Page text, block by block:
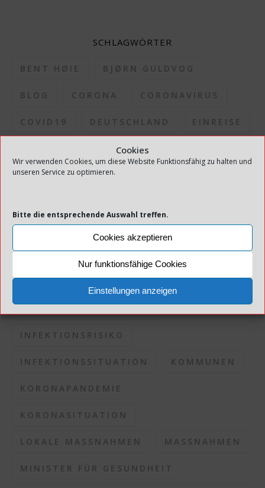
Cookies
Wir verwenden Cookies, um diese Website Funktionsfähig zu halten und
unseren Service zu optimieren.
Bitte die entsprechende Auswahl treffen.
Cookies akzeptieren
Nur funktionsfähige Cookies
Einstellungen anzeigen
SCHLAGWÖRTER
BENT HØIE BJØRN GULDVOG
BLOG CORONA CORONAVIRUS
COVID19 DEUTSCHLAND EINREISE
EINREISEQUARANTÄNE
ERLEICHTERUNGEN
GESUNDHEITSDIREKTOR HAUS
INFEKTION INFEKTIONSAUSBRUCH
INFEKTIONSDRUCK
INFEKTIONSKONTROLLE
INFEKTIONSRISIKO
INFEKTIONSSITUATION KOMMUNEN
KORONAPANDEMIE
KORONASITUATION
LOKALE MASSNAHMEN MASSNAHMEN
MINISTER FÜR GESUNDHEIT